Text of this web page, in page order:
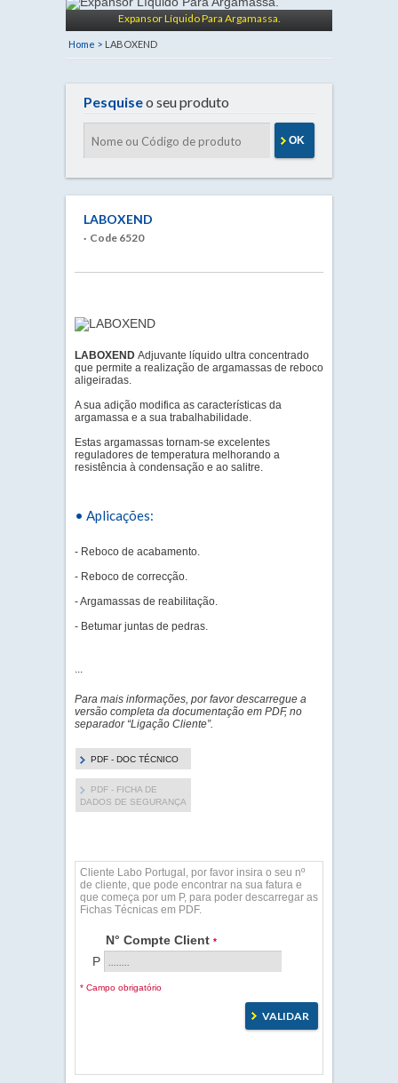
Expansor Líquido Para Argamassa.
Home > LABOXEND
Pesquiseo seu produto
OK
LABOXEND
· Code 6520
PDF - DOC TÉCNICO
PDF - FICHA DE
DADOS DE SEGURANÇA
Cliente Labo Portugal, por favor insira o seu nº
de cliente, que pode encontrar na sua fatura e
que começa por um P, para poder descarregar as
Fichas Técnicas em PDF.
N° Compte Client *
P
* Campo obrigatório
LABOXEND Adjuvante líquido ultra concentrado
que permite a realização de argamassas de reboco
aligeiradas.
A sua adição modifica as características da
argamassa e a sua trabalhabilidade.
Estas argamassas tornam-se excelentes
reguladores de temperatura melhorando a
resistência à condensação e ao salitre.
• Aplicações:
- Reboco de acabamento.
- Reboco de correcção.
- Argamassas de reabilitação.
- Betumar juntas de pedras.
...
Para mais informações, por favor descarregue a
versão completa da documentação em PDF, no
separador “Ligação Cliente”.